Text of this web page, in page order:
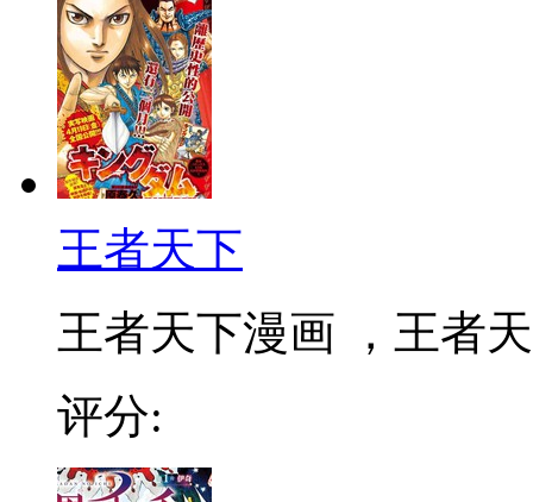
王者天下
王者天下漫画 ，王者
评分: